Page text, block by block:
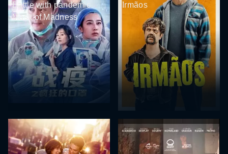
Battle with pandemic
Mask of Madness
Irmãos